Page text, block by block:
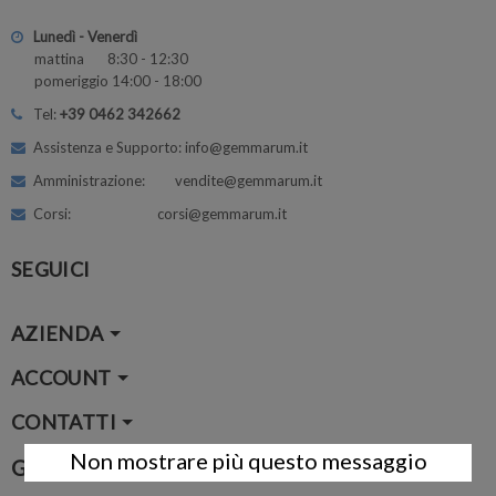
Lunedì - Venerdì
mattina 8:30 - 12:30
pomeriggio 14:00 - 18:00
Tel:+39 0462 342662
Assistenza e Supporto: info@gemmarum.it
Amministrazione: vendite@gemmarum.it
Corsi: corsi@gemmarum.it
SEGUICI
AZIENDA
ACCOUNT
CONTATTI
Google MapNon mostrare più questo messaggio